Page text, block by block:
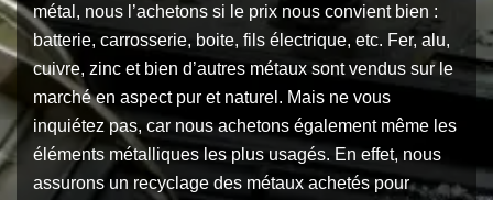
métal, nous l’achetons si le prix nous convient bien :
batterie, carrosserie, boite, fils électrique, etc. Fer, alu,
cuivre, zinc et bien d’autres métaux sont vendus sur le
marché en aspect pur et naturel. Mais ne vous
inquiétez pas, car nous achetons également même les
éléments métalliques les plus usagés. En effet, nous
assurons un recyclage des métaux achetés pour